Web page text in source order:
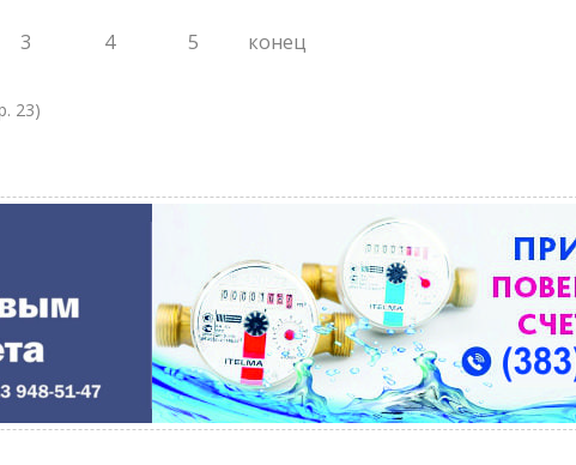
3 4 5 конец
23)